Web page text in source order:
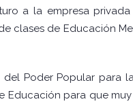
a la empresa
clases de Educación
Poder Popular para
Educación para que